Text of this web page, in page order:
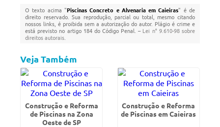
O texto acima "Piscinas Concreto e Alvenaria em Caieiras" é de
direito reservado. Sua reprodução, parcial ou total, mesmo citando
nossos links, é proibida sem a autorização do autor. Plágio é crime e
está previsto no artigo 184 do Código Penal. – Lei n° 9.610-98 sobre
direitos autorais
Veja Também
Construção e Reforma
de Piscinas na Zona
Oeste de SP
Construção e Reforma
de Piscinas em Caieiras